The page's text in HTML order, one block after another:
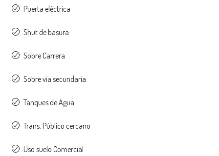
Puerta eléctrica
Shut de basura
Sobre Carrera
Sobre vía secundaria
Tanques de Agua
Trans. Público cercano
Uso suelo Comercial